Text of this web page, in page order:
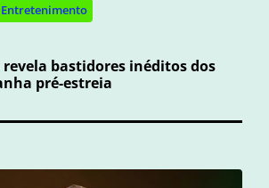
Entretenimento
bastidores inéditos dos
pré-estreia